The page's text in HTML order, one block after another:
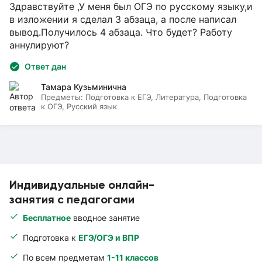
Индивидуальные онлайн-
занятия с педагогами
Бесплатное вводное занятие
Подготовка к ЕГЭ/ОГЭ и ВПР
По всем предметам 1-11 классов
Здравствуйте ,У меня был ОГЭ по русскому языку,и
в изложении я сделал 3 абзаца, а после написал
вывод.Получилось 4 абзаца. Что будет? Работу
аннулируют?
Ответ дан
Тамара Кузьминична
Предметы: Подготовка к ЕГЭ, Литература, Подготовка
к ОГЭ, Русский язык